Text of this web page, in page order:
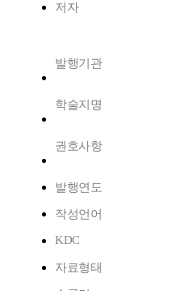
저자
발행기관
학술지명
권호사항
발행연도
작성언어
KDC
자료형태